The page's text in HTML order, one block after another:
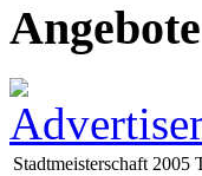
Stadtmeisterschaft 2005